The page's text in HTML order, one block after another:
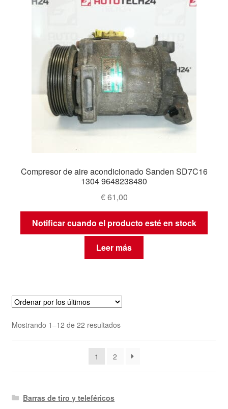
Compresor de aire acondicionado Sanden SD7C16
1304 9648238480
€61,00
Notificar cuando el producto esté en stock
Leer más
Mostrando 1–12 de 22 resultadosOrdenado
últimos
1 2
Barras de tiro y teleféricos